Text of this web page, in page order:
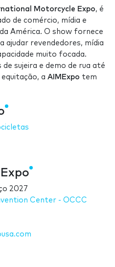
Motorcycle Expo, é
de comércio, mídia e
América. O show fornece
revendedores, mídia
muito focada.
de sujeira e demo de rua até
a AIMExpo tem
2027
Center - OCCC